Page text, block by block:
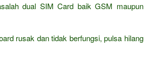
dual SIM Card baik GSM maupun
rusak dan tidak berfungsi, pulsa hilang